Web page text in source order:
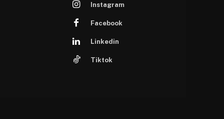
Instagram
Facebook
Linkedin
Tiktok